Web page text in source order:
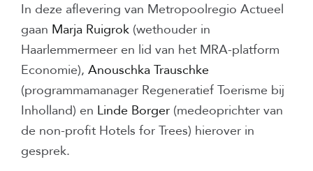
In deze aflevering van Metropoolregio Actueel
gaan Marja Ruigrok (wethouder in
Haarlemmermeer en lid van het MRA-platform
Economie), Anouschka Trauschke
(programmamanager Regeneratief Toerisme bij
Inholland) en Linde Borger (medeoprichter van
de non-profit Hotels for Trees) hierover in
gesprek.